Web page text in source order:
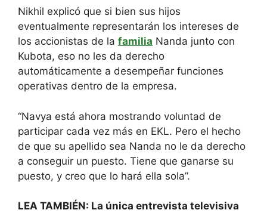
Nikhil explicó que si bien sus hijos
eventualmente representarán los intereses de
los accionistas de la familia Nanda junto con
Kubota, eso no les da derecho
automáticamente a desempeñar funciones
operativas dentro de la empresa.
“Navya está ahora mostrando voluntad de
participar cada vez más en EKL. Pero el hecho
de que su apellido sea Nanda no le da derecho
a conseguir un puesto. Tiene que ganarse su
puesto, y creo que lo hará ella sola”.
LEA TAMBIÉN: La única entrevista televisiva